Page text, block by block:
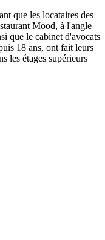
que les locataires des
Mood, à l'angle
que le cabinet d'avocats
18 ans, ont fait leurs
les étages supérieurs